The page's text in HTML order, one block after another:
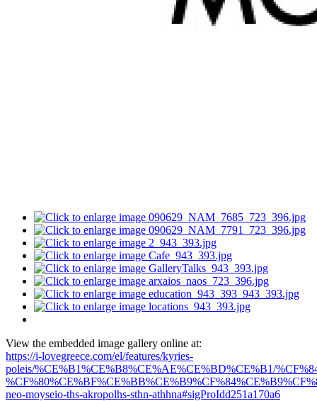
View the embedded image gallery online at:
https://i-lovegreece.com/el/features/kyries-
poleis/%CE%B1%CE%B8%CE%AE%CE%BD%CE%B1/
neo-moyseio-ths-akropolhs-sthn-athhna#sigProIdd251a170a6